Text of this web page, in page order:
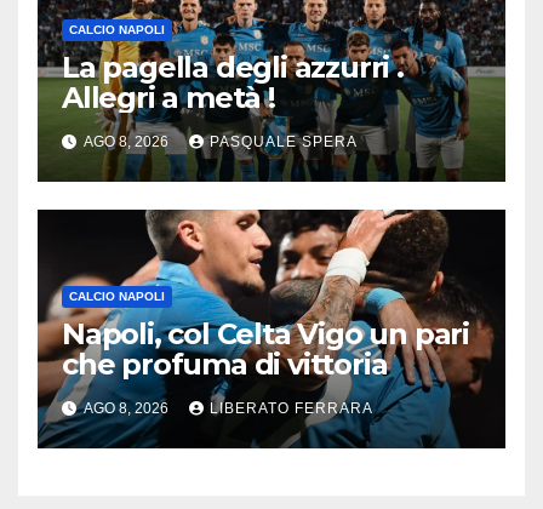
CALCIO NAPOLI
La pagella degli azzurri .
Allegri a metà !
AGO 8, 2026 PASQUALE SPERA
CALCIO NAPOLI
Napoli, col Celta Vigo un pari
che profuma di vittoria
AGO 8, 2026 LIBERATO FERRARA